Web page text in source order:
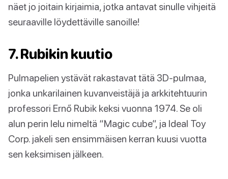
näet jo joitain kirjaimia, jotka antavat sinulle vihjeitä
seuraaville löydettäville sanoille!
7. Rubikin kuutio
Pulmapelien ystävät rakastavat tätä 3D-pulmaa,
jonka unkarilainen kuvanveistäjä ja arkkitehtuurin
professori Ernő Rubik keksi vuonna 1974. Se oli
alun perin lelu nimeltä “Magic cube”, ja Ideal Toy
Corp. jakeli sen ensimmäisen kerran kuusi vuotta
sen keksimisen jälkeen.